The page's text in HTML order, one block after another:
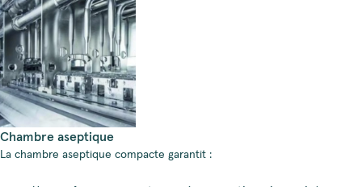
Chambre aseptique
La chambre aseptique compacte garantit :